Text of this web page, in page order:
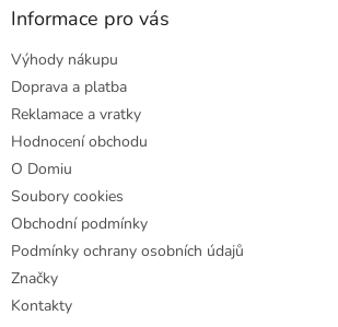
Informace pro vás
Výhody nákupu
Doprava a platba
Reklamace a vratky
Hodnocení obchodu
O Domiu
Soubory cookies
Obchodní podmínky
Podmínky ochrany osobních údajů
Značky
Kontakty